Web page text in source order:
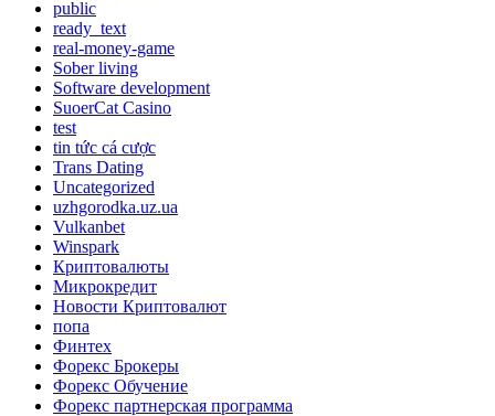
public
ready_text
real-money-game
Sober living
Software development
SuoerCat Casino
test
tin tức cá cược
Trans Dating
Uncategorized
uzhgorodka.uz.ua
Vulkanbet
Winspark
Криптовалюты
Микрокредит
Новости Криптовалют
попа
Финтех
Форекс Брокеры
Форекс Обучение
Форекс партнерская программа